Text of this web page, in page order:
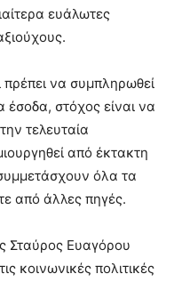
ευάλωτες
να συμπληρωθεί
έσοδα, στόχος είναι να
τελευταία
από έκτακτη
όλα τα
από άλλες πηγές.
Σταύρος Ευαγόρου
κοινωνικές πολιτικές